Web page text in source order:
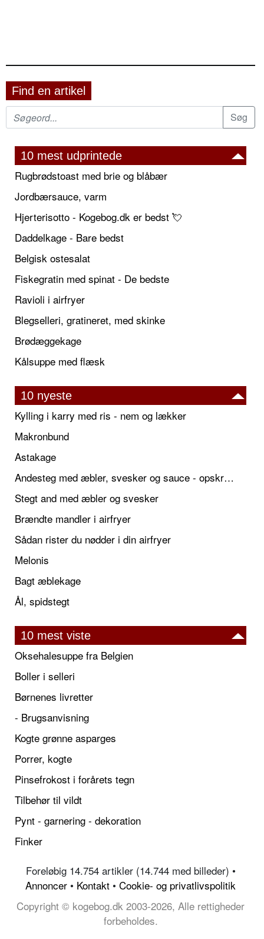
Find en artikel
10 mest udprintede
Rugbrødstoast med brie og blåbær
Jordbærsauce, varm
Hjerterisotto - Kogebog.dk er bedst 💘
Daddelkage - Bare bedst
Belgisk ostesalat
Fiskegratin med spinat - De bedste
Ravioli i airfryer
Blegselleri, gratineret, med skinke
Brødæggekage
Kålsuppe med flæsk
10 nyeste
Kylling i karry med ris - nem og lækker
Makronbund
Astakage
Andesteg med æbler, svesker og sauce - opskrift også til jul
Stegt and med æbler og svesker
Brændte mandler i airfryer
Sådan rister du nødder i din airfryer
Melonis
Bagt æblekage
Ål, spidstegt
10 mest viste
Oksehalesuppe fra Belgien
Boller i selleri
Børnenes livretter
- Brugsanvisning
Kogte grønne asparges
Porrer, kogte
Pinsefrokost i forårets tegn
Tilbehør til vildt
Pynt - garnering - dekoration
Finker
Foreløbig 14.754 artikler (14.744 med billeder) •
Annoncer • Kontakt • Cookie- og privatlivspolitik
Copyright © kogebog.dk 2003-2026, Alle rettigheder
forbeholdes.